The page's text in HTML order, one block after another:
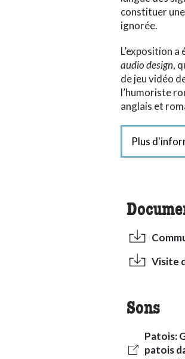
constituer
ignorée.
L’exposition
audio design,
de jeu vidéo
l’humoriste
anglais et
Plus
Visite
Sons
Patois:
patois